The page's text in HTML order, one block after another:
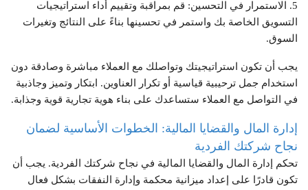
5. الاستمرار في التحسين: قم بمراقبة وتقييم أداء استراتيجيات
التسويق الخاصة بك واستمر في تحسينها بناءً على النتائج وتغيرات
السوق.
يجب أن تكون استراتيجيتك وتواصلك مع العملاء مباشرة وصادقة دون
استخدام جمل ترحيبية قياسية أو تكرار العناوين. ابتكار وتميز وجاذبية
في التواصل مع العملاء ستساعدك على بناء هوية تجارية قوية وجذابة.
إدارة المال والقضايا المالية: الخطوات الأساسية لضمان
نجاح شركتك الفردية
تحكم إدارة المال والقضايا المالية في نجاح شركتك الفردية. يجب أن
تكون قادرًا على إعداد ميزانية محكمة وإدارة النفقات بشكل فعال